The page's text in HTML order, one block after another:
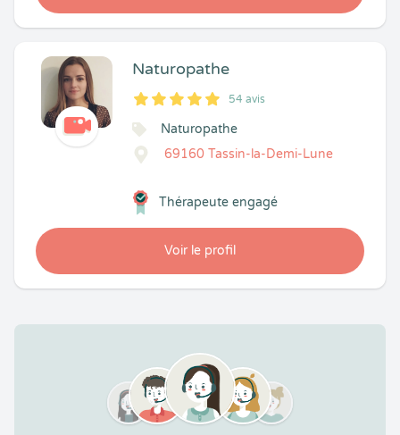
Naturopathe
5
1
5
54 54 avis
Naturopathe
69160 Tassin-la-Demi-Lune
Voir le profil
Thérapeute engagé